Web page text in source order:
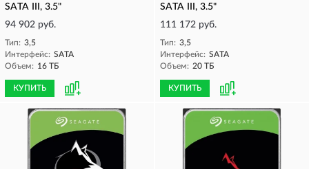
SATA III, 3.5"
94 902 руб.
Тип: 3,5
Интерфейс: SATA
Объем: 16 ТБ
КУПИТЬ
SATA III, 3.5"
111 172 руб.
Тип: 3,5
Интерфейс: SATA
Объем: 20 ТБ
КУПИТЬ